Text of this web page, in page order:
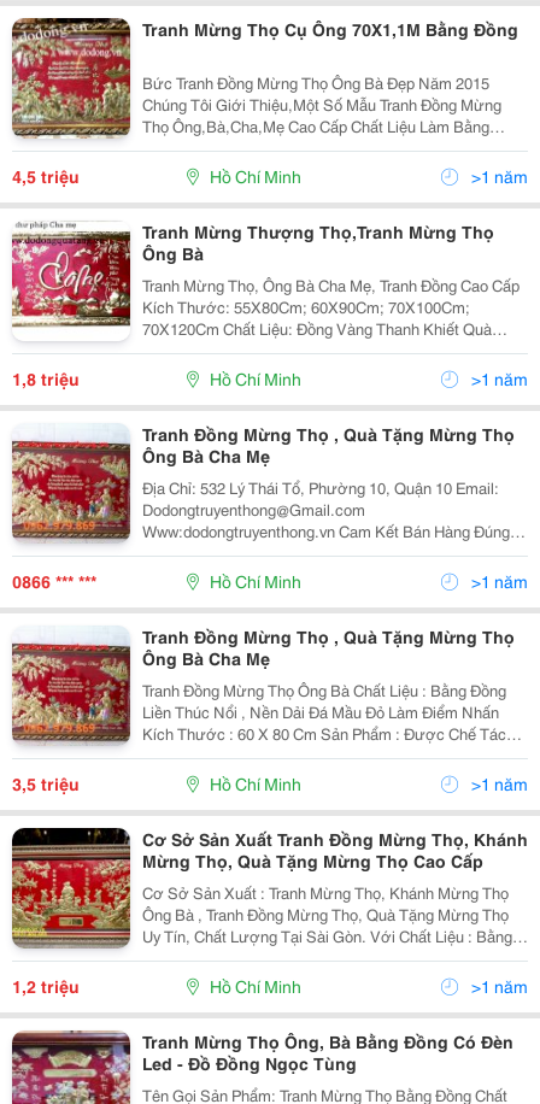
Tranh Mừng Thọ Cụ Ông 70X1,1M Bằng Đồng
Bức Tranh Đồng Mừng Thọ Ông Bà Đẹp Năm 2015
Chúng Tôi Giới Thiệu,Một Số Mẫu Tranh Đồng Mừng
Thọ Ông,Bà,Cha,Mẹ Cao Cấp Chất Liệu Làm Bằng
Đồng Nguyên Chất Nhìn Sang Trọng Đẹp Mắt Với
Những Nghệ Nhân Lành Nghề Của Chúng Tôi Tất Cả
Hoa Văn Đều Trạm Thủ
4,5 triệu Hồ Chí Minh >1 năm
Tranh Mừng Thượng Thọ,Tranh Mừng Thọ
Ông Bà
Tranh Mừng Thọ, Ông Bà Cha Mẹ, Tranh Đồng Cao Cấp
Kích Thước: 55X80Cm; 60X90Cm; 70X100Cm;
70X120Cm Chất Liệu: Đồng Vàng Thanh Khiết Quà
Mừng Thọ Ông Bà,Quà Mừng Thọ Bố Mẹ &Ndash; Quà
Mừng Thọ, Thượng Thọ, Thượng Thượng Thọ, Quà
Chúc Thọ
1,8 triệu Hồ Chí Minh >1 năm
Tranh Đồng Mừng Thọ , Quà Tặng Mừng Thọ
Ông Bà Cha Mẹ
Địa Chỉ: 532 Lý Thái Tổ, Phường 10, Quận 10 Email:
Dodongtruyenthong@Gmail.com
Www:dodongtruyenthong.vn Cam Kết Bán Hàng Đúng
Giá,Đúng Chất Lượng Uy Tín Là Hàng Đầu Đt:
0984.246.198 - 0962.979.869 Tuổi Thọ Và Ý Nghĩa
Mừng Thọ
0866 *** *** Hồ Chí Minh >1 năm
Tranh Đồng Mừng Thọ , Quà Tặng Mừng Thọ
Ông Bà Cha Mẹ
Tranh Đồng Mừng Thọ Ông Bà Chất Liệu : Bằng Đồng
Liền Thúc Nổi , Nền Dải Đá Mầu Đỏ Làm Điểm Nhấn
Kích Thước : 60 X 80 Cm Sản Phẩm : Được Chế Tác
Thủ Công Tinh Xảo ,Chạm Trổ Sắc Nét , Được Sử Lý
Một Lớp Keo Phủ Điện Phân Chống Oxi Hóa , Không
Xuống Mầ
3,5 triệu Hồ Chí Minh >1 năm
Cơ Sở Sản Xuất Tranh Đồng Mừng Thọ, Khánh
Mừng Thọ, Quà Tặng Mừng Thọ Cao Cấp
Cơ Sở Sản Xuất : Tranh Mừng Thọ, Khánh Mừng Thọ
Ông Bà , Tranh Đồng Mừng Thọ, Quà Tặng Mừng Thọ
Uy Tín, Chất Lượng Tại Sài Gòn. Với Chất Liệu : Bằng
Đồng Vàng 100% Thúc Nổi , Nền Bằng Đồng Tô Sơn Đỏ
Làm Điểm Nhấn Kích Thước :50 X 70 Cm
1,2 triệu Hồ Chí Minh >1 năm
Tranh Mừng Thọ Ông, Bà Bằng Đồng Có Đèn
Led - Đồ Đồng Ngọc Tùng
Tên Gọi Sản Phẩm: Tranh Mừng Thọ Bằng Đồng Chất